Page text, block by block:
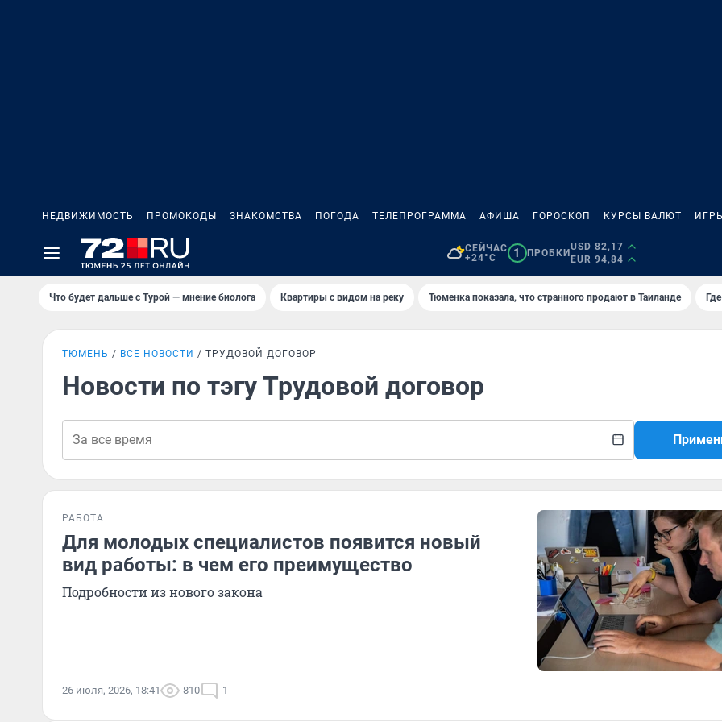
НЕДВИЖИМОСТЬ ПРОМОКОДЫ ЗНАКОМСТВА ПОГОДА ТЕЛЕПРОГРАММА АФИША ГОРОСКОП КУРСЫ ВАЛЮТ
СЕЙЧАС
+24°C
1 ПРОБКИ
USD 82,17
EUR 94,84
Что будет дальше с Турой — мнение биолога Квартиры с видом на реку Тюменка показала, что странного продают в Таиланде
ТЮМЕНЬ ВСЕ НОВОСТИ ТРУДОВОЙ ДОГОВОР
Новости по тэгу Трудовой договор
РАБОТА
Для молодых специалистов появится новый
вид работы: в чем его преимущество
Подробности из нового закона
26 июля, 2026, 18:41 810 1